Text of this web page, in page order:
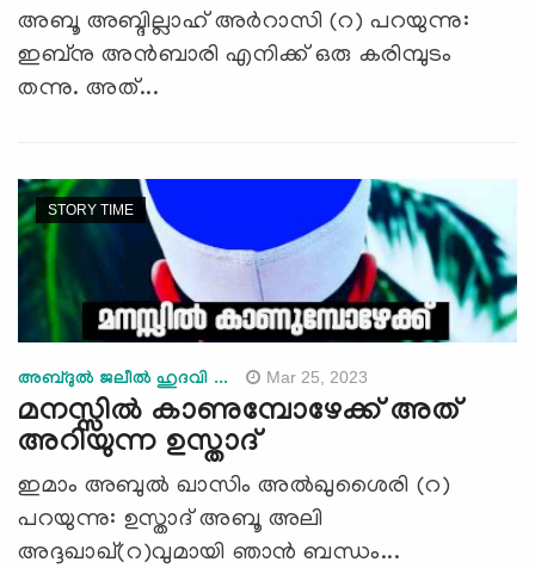
അബൂ അബ്ദില്ലാഹ് അർറാസി (റ) പറയുന്നു:
ഇബ്നു അൻബാരി എനിക്ക് ഒരു കരിമ്പുടം
തന്നു. അത്...
STORY TIME
അബ്ദുല്‍ ജലീല്‍ ഹുദവി ... Mar 25, 2023
മനസ്സില്‍ കാണുമ്പോഴേക്ക് അത്
അറിയുന്ന ഉസ്താദ്
ഇമാം അബുൽ ഖാസിം അൽഖുശൈരി (റ)
പറയുന്നു: ഉസ്താദ് അബൂ അലി
അദ്ദഖാഖ്(റ)വുമായി ഞാന്‍ ബന്ധം...